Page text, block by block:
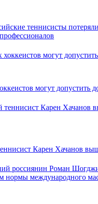
теннисисты
могут допустить
Карен Хачанов